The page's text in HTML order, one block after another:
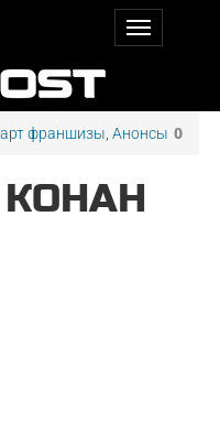
0
франшизы ,Анонсы